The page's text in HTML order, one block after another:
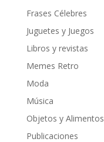
Frases Célebres
Juguetes y Juegos
Libros y revistas
Memes Retro
Moda
Música
Objetos y Alimentos
Publicaciones